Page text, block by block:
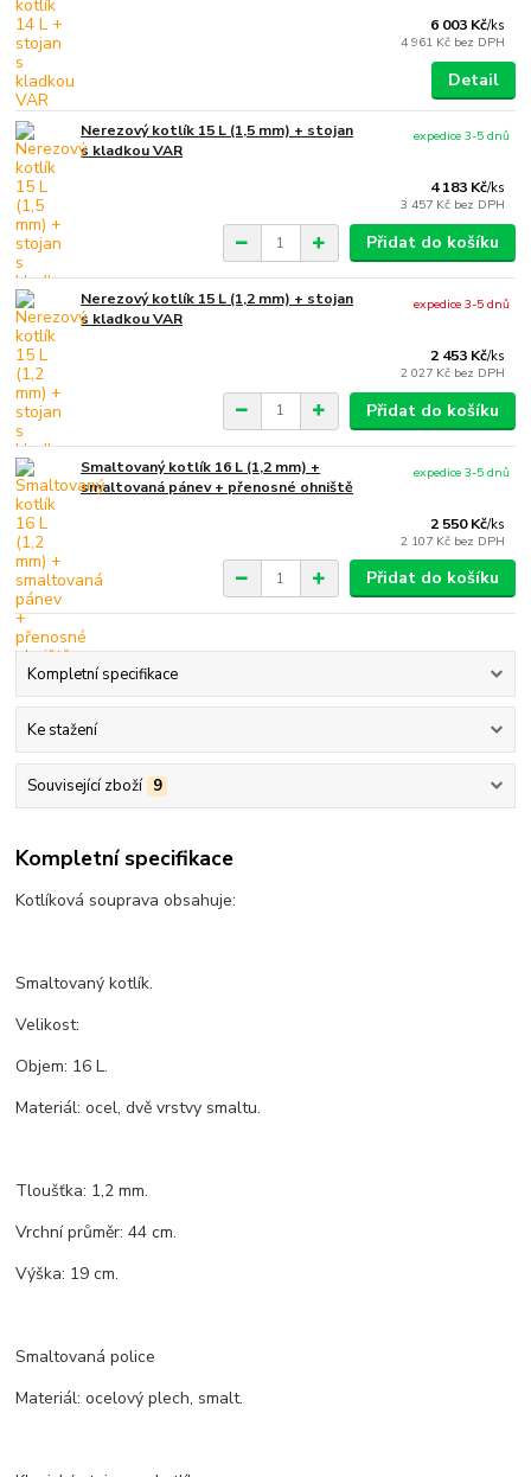
6 003 Kč/ks
4 961 Kč bez DPH
Detail
Nerezový kotlík 15 L (1,5 mm) + stojan
s kladkou VAR
4 183 Kč/ks
3 457 Kč bez DPH
expedice 3-5 dnů
Přidat do košíku
Nerezový kotlík 15 L (1,2 mm) + stojan
s kladkou VAR
2 453 Kč/ks
2 027 Kč bez DPH
expedice 3-5 dnů
Přidat do košíku
Smaltovaný kotlík 16 L (1,2 mm) +
smaltovaná pánev + přenosné ohniště
2 550 Kč/ks
2 107 Kč bez DPH
expedice 3-5 dnů
Přidat do košíku
Kompletní specifikace
Ke stažení
Související zboží 9
Kompletní specifikace
Kotlíková souprava obsahuje:
Smaltovaný kotlík.
Velikost:
Objem: 16 L.
Materiál: ocel, dvě vrstvy smaltu.
Tloušťka: 1,2 mm.
Vrchní průměr: 44 cm.
Výška: 19 cm.
Smaltovaná police
Materiál: ocelový plech, smalt.